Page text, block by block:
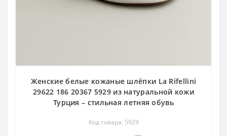
Женские белые кожаные шлёпки La Rifellini
29622 186 20367 5929 из натуральной кожи
Турция – стильная летняя обувь
Код товара: 5929